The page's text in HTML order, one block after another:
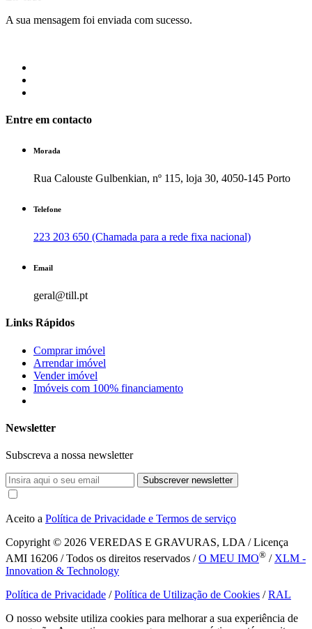
A sua mensagem foi enviada com sucesso.
Entre em contacto
Morada
Rua Calouste Gulbenkian, nº 115, loja 30, 4050-145 Porto
Telefone
223 203 650 (Chamada para a rede fixa nacional)
Email
geral@till.pt
Links Rápidos
Comprar imóvel
Arrendar imóvel
Vender imóvel
Imóveis com 100% financiamento
Newsletter
Subscreva a nossa newsletter
Subscrever newsletter
Aceito a Política de Privacidade e Termos de serviço
Copyright © 2026 VEREDAS E GRAVURAS, LDA / Licença
AMI 16206 / Todos os direitos reservados /O MEU IMO® / XLM -
Innovation & Technology
Política de Privacidade /Política de Utilização de Cookies /RAL
O nosso website utiliza cookies para melhorar a sua experiência de